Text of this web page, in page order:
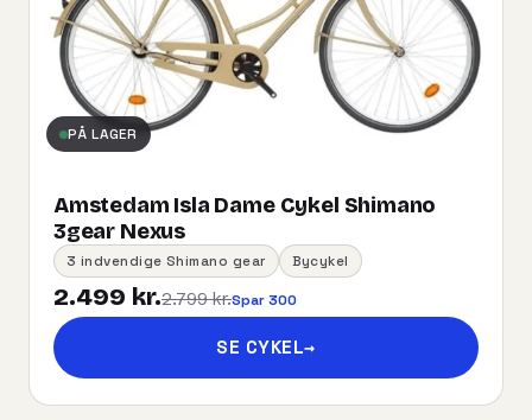
PÅ LAGER
Amstedam Isla Dame Cykel Shimano
3gear Nexus
3 indvendige Shimano gear Bycykel
2.499 kr.2.799 kr.Spar 300
SE CYKEL→